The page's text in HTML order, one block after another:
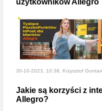
użytkowników Allegro
30-10-2023, 10:38, Krzysztof
Jakie są korzyści z
Allegro?